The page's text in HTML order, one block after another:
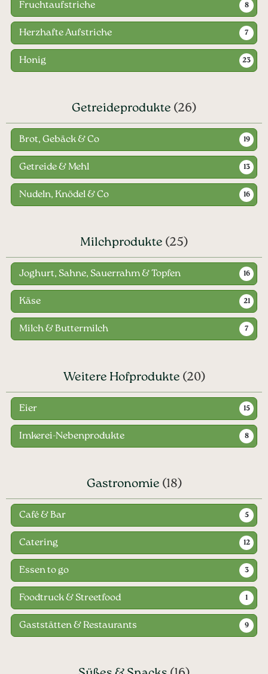
Fruchtaufstriche 8
Herzhafte Aufstriche 7
Honig 23
Getreideprodukte (26)
Brot, Gebäck & Co 19
Getreide & Mehl 13
Nudeln, Knödel & Co 16
Milchprodukte (25)
Joghurt, Sahne, Sauerrahm & Topfen 16
Käse 21
Milch & Buttermilch 7
Weitere Hofprodukte (20)
Eier 15
Imkerei-Nebenprodukte 8
Gastronomie (18)
Café & Bar 5
Catering 12
Essen to go 3
Foodtruck & Streetfood 1
Gaststätten & Restaurants 9